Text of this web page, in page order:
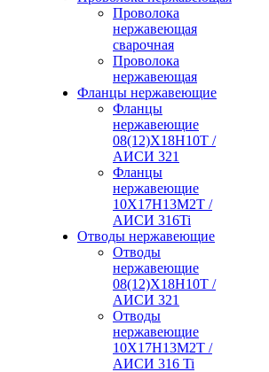
Проволока
нержавеющая
сварочная
Проволока
нержавеющая
Фланцы нержавеющие
Фланцы
нержавеющие
08(12)Х18Н10Т /
АИСИ 321
Фланцы
нержавеющие
10Х17Н13М2Т /
АИСИ 316Ti
Отводы нержавеющие
Отводы
нержавеющие
08(12)Х18Н10Т /
АИСИ 321
Отводы
нержавеющие
10Х17Н13М2Т /
АИСИ 316 Ti